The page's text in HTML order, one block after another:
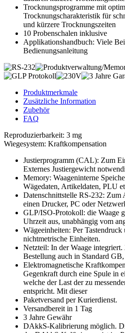
Trocknungsprogramme mit
Trocknungscharakteristik für
und kürzere Trocknungszeiten
10 Probenschalen inklusive
Applikationshandbuch: Viele
Bedienungsanleitung
Produktmerkmale
Zusätzliche Information
Zubehör
FAQ
Reproduzierbarkeit: 3 mg
Wiegesystem: Kraftkompensation
Justierprogramm (CAL): Zum
Externes Justiergewicht
Memory: Waageninterne
Wägedaten, Artikeldaten, PLU
Datenschnittstelle RS-232: Zum
einen Drucker, PC oder
GLP/ISO-Protokoll: die Waage
Uhrzeit aus, unabhängig vom
Wägeeinheiten: Per
nichtmetrische Einheiten.
Netzteil: In der Waage
Bestellung auch in Standard
Elektromagnetische
Gegenkraft durch eine Spule in
welche der Last der zu
entspricht. Mit dieser
Paketversand per Kurierdienst.
Versandbereit in 1 Tag
3 Jahre Gewähr
DAkkS-Kalibrierung möglich.